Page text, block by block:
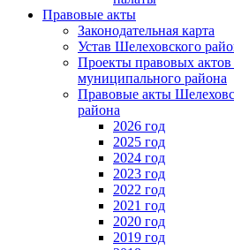
Правовые акты
Законодательная карта
Устав Шелеховского
Проекты правовых
муниципального района
Правовые акты
района
2026 год
2025 год
2024 год
2023 год
2022 год
2021 год
2020 год
2019 год